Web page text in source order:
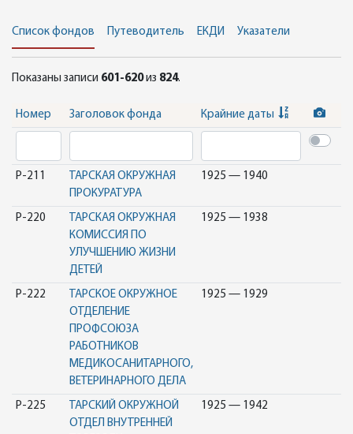
Список фондов Путеводитель ЕКДИ Указатели
Показаны записи 601-620из 824.
Номер Заголовок фонда Крайние даты
Р-211
ТАРСКАЯ ОКРУЖНАЯ
ПРОКУРАТУРА
1925 — 1940
Р-220
ТАРСКАЯ ОКРУЖНАЯ
КОМИССИЯ ПО
УЛУЧШЕНИЮ ЖИЗНИ
ДЕТЕЙ
1925 — 1938
Р-222
ТАРСКОЕ ОКРУЖНОЕ
ОТДЕЛЕНИЕ
ПРОФСОЮЗА
РАБОТНИКОВ
МЕДИКОСАНИТАРНОГО,
ВЕТЕРИНАРНОГО ДЕЛА
1925 — 1929
Р-225
ТАРСКИЙ ОКРУЖНОЙ
ОТДЕЛ ВНУТРЕННЕЙ
1925 — 1942